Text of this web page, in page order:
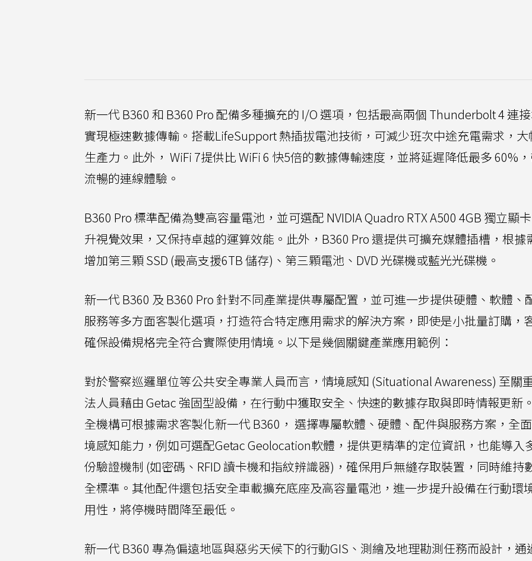
新一代 B360 和 B360 Pro 配備多種擴充的 I/O 選項，包括最高兩個 Thunderbolt 4 連
實現極速數據傳輸。搭載LifeSupport 熱插拔電池技術，可減少班次中途充電需求，
生產力。此外， WiFi 7提供比 WiFi 6 快5倍的數據傳輸速度，並將延遲降低最多 60%
流暢的連線體驗。
B360 Pro 標準配備為雙高容量電池，並可選配 NVIDIA Quadro RTX A500 4GB 獨立顯
升視覺效果，又保持卓越的運算效能。此外，B360 Pro 還提供可擴充媒體插槽，根據
增加第三顆 SSD (最高支援6TB 儲存)、第三顆電池、DVD 光碟機或藍光光碟機。
新一代 B360 及 B360 Pro 針對不同產業提供專屬配置，並可進一步提供硬體、軟體、
服務等多方面客製化選項，打造符合特定應用需求的解決方案，即使是小批量訂購，
確保設備規格完全符合實際使用情境。以下是幾個關鍵產業應用範例：
對於警察巡邏單位等公共安全專業人員而言，情境感知 (Situational Awareness) 至關
法人員藉由 Getac 強固型設備，在行動中獲取安全、快速的數據存取與即時情報更新
全機構可根據需求客製化新一代 B360， 選擇專屬軟體、硬體、配件與服務方案，全
境感知能力，例如可選配Getac Geolocation軟體，提供更精準的定位資訊，也能導入
份驗證機制 (如密碼、RFID 讀卡機和指紋辨識器)，確保用戶無縫存取裝置，同時維持
全標準。其他配件還包括安全車載擴充底座及高容量電池，進一步提升設備在行動環
用性，將停機時間降至最低。
新一代 B360 專為偏遠地區與惡劣天候下的行動GIS、測繪及地理勘測任務而設計，通